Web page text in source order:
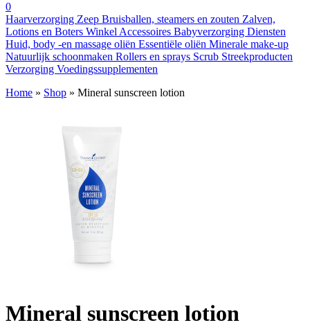
0
Haarverzorging Zeep Bruisballen, steamers en zouten Zalven,
Lotions en Boters Winkel Accessoires Babyverzorging Diensten
Huid, body -en massage oliën Essentiële oliën Minerale make-up
Natuurlijk schoonmaken Rollers en sprays Scrub Streekproducten
Verzorging Voedingssupplementen
Home » Shop » Mineral sunscreen lotion
Mineral sunscreen lotion